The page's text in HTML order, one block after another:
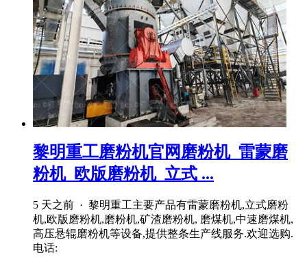
黎明重工磨粉机官网磨粉机_雷蒙磨
粉机_欧版磨粉机_立式 ...
5 天之前 · 黎明重工主要产品有雷蒙磨粉机,立式磨粉
机,欧版磨粉机,磨粉机,矿渣磨粉机, 磨煤机,中速磨煤机,
高压悬辊磨粉机等设备,提供整条生产线服务.欢迎选购.
电话: